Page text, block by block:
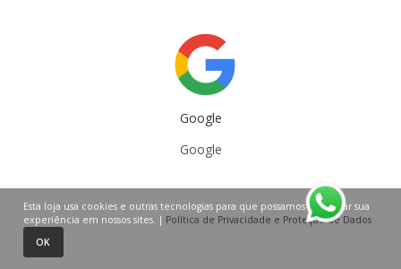
Página inicial
Google
Google
Esta loja usa cookies e outras tecnologias para que possamos melhorar sua
experiência em nossos sites. | Política de Privacidade e Proteção de Dados
OK